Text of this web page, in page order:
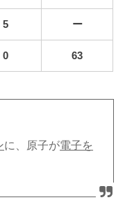
5 ー
0 63
に、原子が電子を